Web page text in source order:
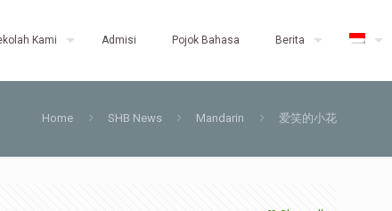
Kami Admisi Pojok Bahasa Berita
Home SHB News Mandarin 爱笑的小花